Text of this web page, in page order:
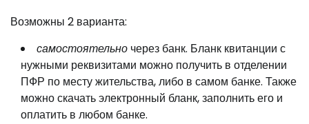
Возможны 2 варианта:
самостоятельно через банк. Бланк квитанции с
нужными реквизитами можно получить в отделении
ПФР по месту жительства, либо в самом банке. Также
можно скачать электронный бланк, заполнить его и
оплатить в любом банке.